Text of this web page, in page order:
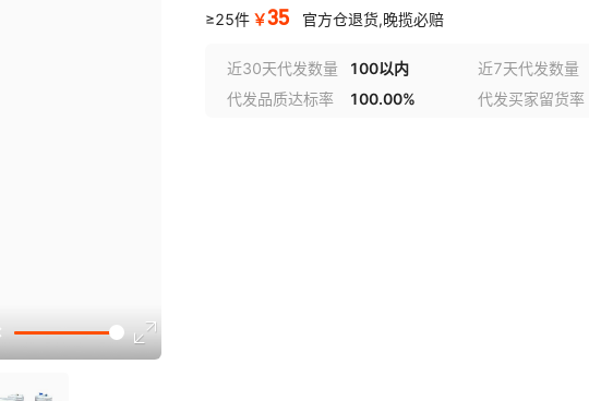
≥25件 ￥35 官方仓退货,晚揽必赔
近30天代发数量 100以内 近7天代发数量
代发品质达标率
100.00% 代发买家留货率